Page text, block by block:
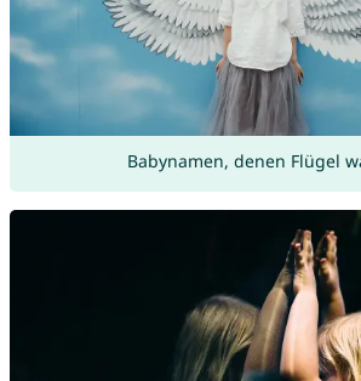
Babynamen, denen Flügel